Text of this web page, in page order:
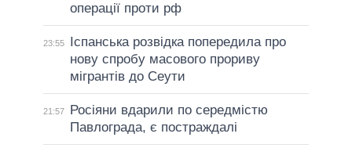
операції проти рф
23:55
Іспанська розвідка попередила про
нову спробу масового прориву
мігрантів до Сеути
21:57
Росіяни вдарили по середмістю
Павлограда, є постраждалі